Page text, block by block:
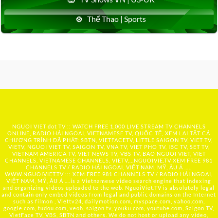
Thể Thao | Sports
NGUOI VIET dot TV :: WATCH FREE 1,000 LIVE STREAM TV CHANNELS
ONLINE, RADIO HẢI NGOẠI, VIETNAMESE TV, QUỐC TẾ, XEM LẠI TẤT CẢ
CHƯƠNG TRÌNH ĐÃ PHÁT: SBTN, VIETFACETV, LITTLE SAIGON TV, VIET TV,
VIETV, NGUOI VIET TV, SAIGON TV, VNA TV, VIET PHO TV, IBC TV, SET TV,
VIETNAM AMERICA TV, VIET NEWS TV, VBS TV, BAO NGUOI VIET, VIET
CHANNELS, VIETNAMESE CHANNELS, VIETV,... NGUOIVIE.TV XEM FREE 981
CHANNELS TV / RADIO HẢI NGOẠI, VIỆT NAM, MỸ, ÂU Á …..
WWW.NGUOIVIET.TV ::: XEM FREE 981 CHANNELS TV / RADIO HẢI NGOẠI,
VIỆT NAM, MỸ, ÂU Á ….is a Vietnamese video search engine that indexing
and organizing videos uploaded to the web. NguoiViet.TV is absolutely legal
and contain only embed videos from legal and public domains on the Internet
such as filmon , Viettv24, dailymotion.com, myspace.com, yahoo.com,
google.com, tudou.com, veoh, saigon tv, youku.com, youtube.com, Saigon TV,
VietFace TV, VBS, SBTN and others. We do not host or upload any video,